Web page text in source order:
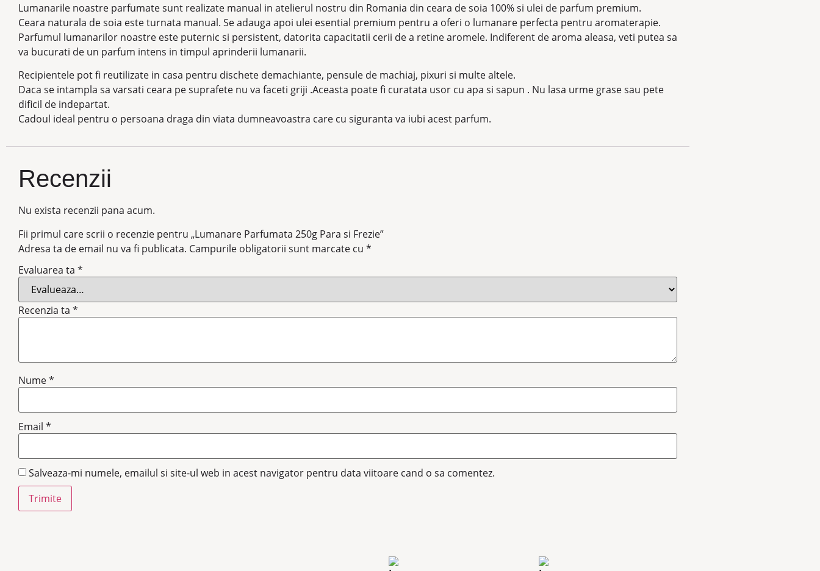
Lumanarile noastre parfumate sunt realizate manual in atelierul nostru din Romania din ceara de soia 100% si ulei de parfum premium.
Ceara naturala de soia este turnata manual. Se adauga apoi ulei esential premium pentru a oferi o lumanare perfecta pentru aromaterapie.
Parfumul lumanarilor noastre este puternic si persistent, datorita capacitatii cerii de a retine aromele. Indiferent de aroma aleasa, veti putea sa
va bucurati de un parfum intens in timpul aprinderii lumanarii.
Recipientele pot fi reutilizate in casa pentru dischete demachiante, pensule de machiaj, pixuri si multe altele.
Daca se intampla sa varsati ceara pe suprafete nu va faceti griji .Aceasta poate fi curatata usor cu apa si sapun . Nu lasa urme grase sau pete
dificil de indepartat.
Cadoul ideal pentru o persoana draga din viata dumneavoastra care cu siguranta va iubi acest parfum.
Recenzii
Nu exista recenzii pana acum.
Fii primul care scrii o recenzie pentru „Lumanare Parfumata 250g Para si Frezie”
Adresa ta de email nu va fi publicata. Campurile obligatorii sunt marcate cu *
Evaluarea ta *
Recenzia ta *
Nume*
Email *
Salveaza-mi numele, emailul si site-ul web in acest navigator pentru data viitoare cand o sa comentez.